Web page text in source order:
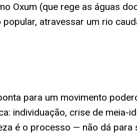
Oxum (que rege as águas
atravessar um rio
para um movimento
individuação, crise de meia-
é o processo — não dá